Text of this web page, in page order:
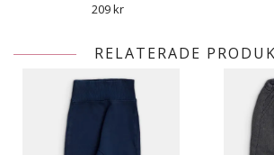
209 kr
RELATERADE